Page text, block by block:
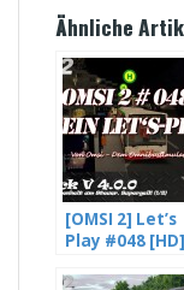
Ähnliche
[OMSI 2] Let’s
Play #048
Beta –